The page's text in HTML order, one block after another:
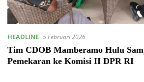
HEADLINE 5 Februari 2026
Tim CDOB Mamberamo Hulu
Pemekaran ke Komisi II DPR RI